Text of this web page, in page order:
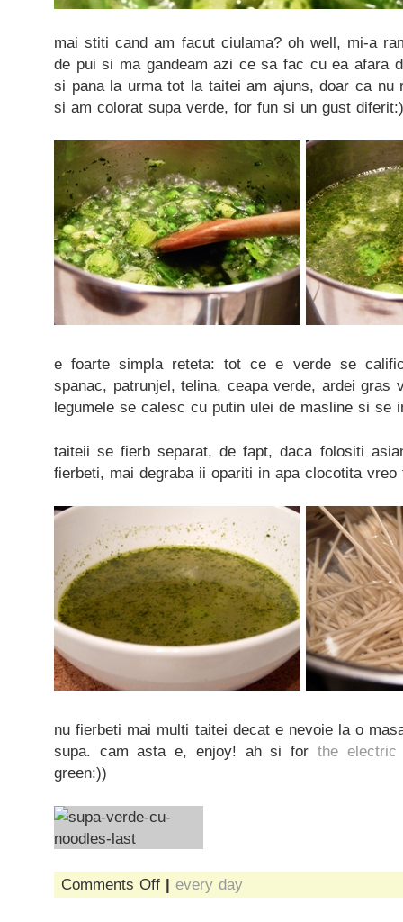
mai stiti cand am facut ciulama? oh well, mi-a
de pui si ma gandeam azi ce sa fac cu ea afara
si pana la urma tot la taitei am ajuns, doar ca nu
si am colorat supa verde, for fun si un gust
e foarte simpla reteta: tot ce e verde se
spanac, patrunjel, telina, ceapa verde, ardei
legumele se calesc cu putin ulei de masline si se
taiteii se fierb separat, de fapt, daca folositi
fierbeti, mai degraba ii opariti in apa clocotita vreo
nu fierbeti mai multi taitei decat e nevoie la o
supa. cam asta e, enjoy! ah si for the electric
green:))
Comments Offon
reteta
| every day